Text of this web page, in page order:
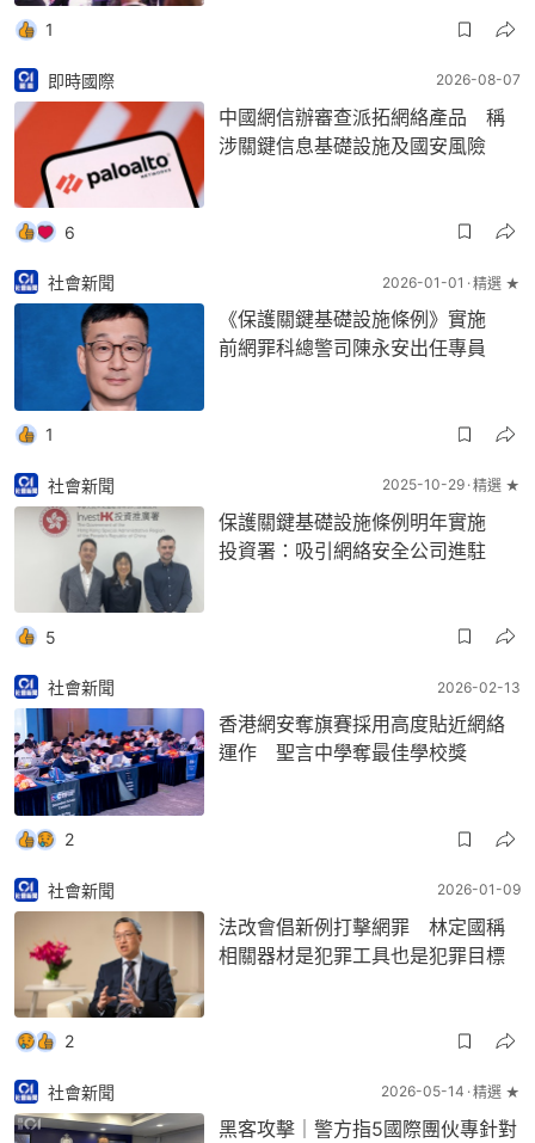
1
即時國際 2026-08-07
中國網信辦審查派拓網絡產品 稱
涉關鍵信息基礎設施及國安風險
6
社會新聞 2026-01-01 精選 ★
《保護關鍵基礎設施條例》實施
前網罪科總警司陳永安出任專員
1
社會新聞 2025-10-29 精選 ★
保護關鍵基礎設施條例明年實施
投資署：吸引網絡安全公司進駐
5
社會新聞 2026-02-13
香港網安奪旗賽採用高度貼近網絡
運作 聖言中學奪最佳學校獎
2
社會新聞 2026-01-09
法改會倡新例打擊網罪 林定國稱
相關器材是犯罪工具也是犯罪目標
2
社會新聞 2026-05-14 精選 ★
黑客攻擊｜警方指5國際團伙專針對